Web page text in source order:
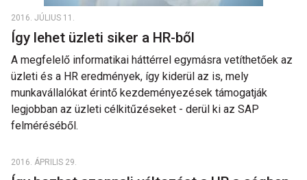
2016. JÚLIUS 11.
Így lehet üzleti siker a HR-ből
A megfelelő informatikai háttérrel egymásra vetíthetőek az
üzleti és a HR eredmények, így kiderül az is, mely
munkavállalókat érintő kezdeményezések támogatják
legjobban az üzleti célkitűzéseket - derül ki az SAP
felméréséből.
2016. ÁPRILIS 29.